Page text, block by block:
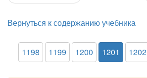
Вернуться к содержанию учебника
1198 1199 1200 1201 1202